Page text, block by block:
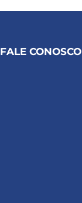
FALE CONOSCO